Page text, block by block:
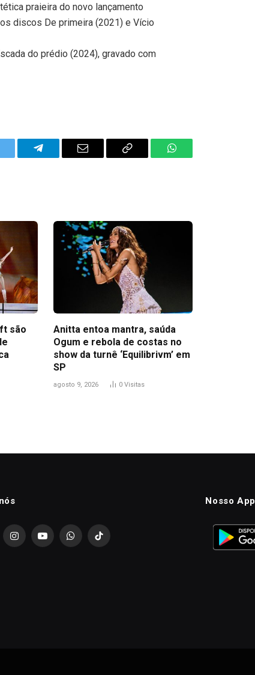
praieira do novo lançamento
discos De primeira (2021) e Vício
do prédio (2024), gravado com
Telegram Email
Copy
WhatsApp
são
Anitta entoa mantra, saúda
Ogum e rebola de costas no
show da turnê ‘Equilibrivm’ em
SP
agosto 9, 2026 0 Visitas
InstagramYouTubeWhatsAppTikTok
Nosso App